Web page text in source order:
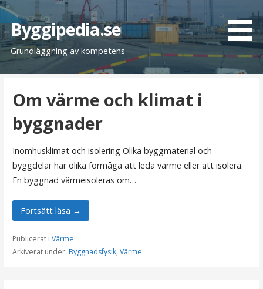
H
o
p
p
Byggipedia.se
Grundläggning av kompetens
Om värme och klimat i
byggnader
Inomhusklimat och isolering Olika byggmaterial och
byggdelar har olika förmåga att leda värme eller att isolera.
En byggnad värmeisoleras om…
Fortsätt läsa →
Publicerat i Värme:
Arkiverat under: Byggnadsfysik, Värme